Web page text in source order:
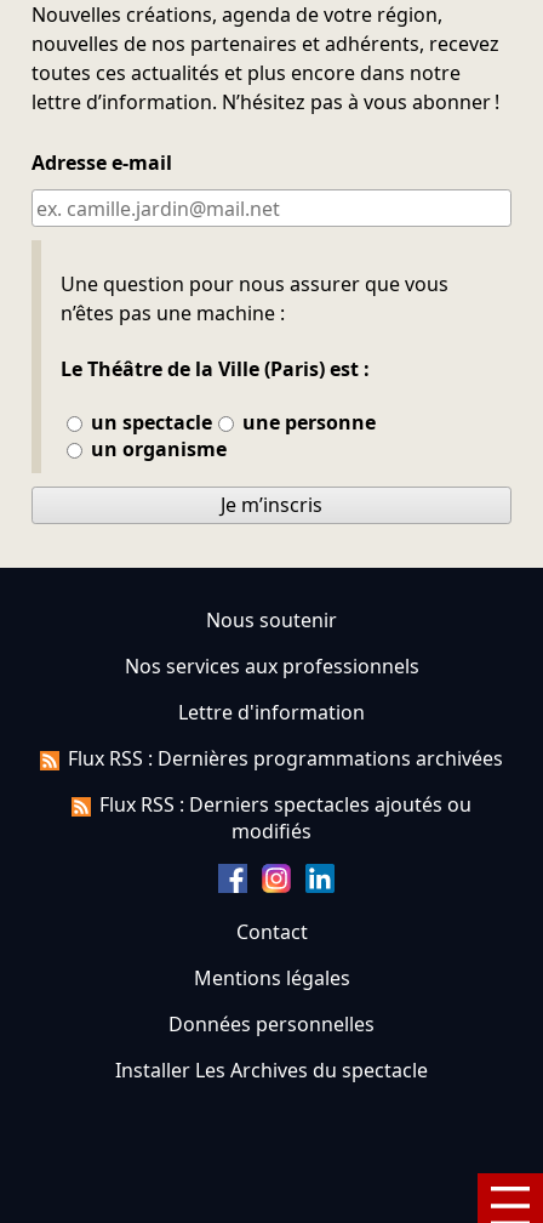
Nouvelles créations, agenda de votre région,
nouvelles de nos partenaires et adhérents, recevez
toutes ces actualités et plus encore dans notre
lettre d’information. N’hésitez pas à vous abonner !
Adresse e-mail
Une question pour nous assurer que vous
n’êtes pas une machine :
Le Théâtre de la Ville (Paris) est :
un spectacle
une personne
un organisme
Ne pas remplir
Je m’inscris
Nous soutenir
Nos services aux professionnels
Lettre d'information
Flux RSS : Dernières programmations archivées
Flux RSS : Derniers spectacles ajoutés ou
modifiés
Contact
Mentions légales
Données personnelles
Installer Les Archives du spectacle